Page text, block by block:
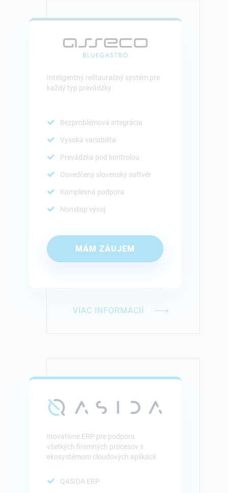
Inteligentný reštauračný systém pre
každý typ prevádzky.
Bezproblémová integrácia
Vysoká variabilita
Prevádzka pod kontrolou
Osvedčený slovenský softvér
Komplexná podpora
Nonstop vývoj
MÁM ZÁUJEM
VIAC INFORMÁCIÍ
Inovatívne ERP pre podporu
všetkých firemných procesov s
ekosystémom cloudových aplikácií
QASIDA ERP